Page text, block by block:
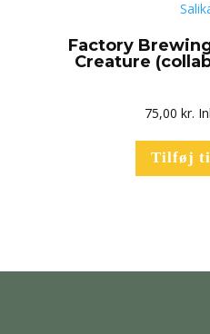
Factory
Creature
75,00 kr.
Tilføj